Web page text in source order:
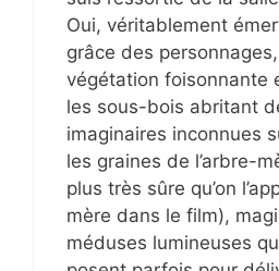
Oui, véritablement
grâce des
végétation foisonnante
les sous-bois abritant
imaginaires inconnues
les graines de l’arbre-
plus très sûre qu’on
mère dans le film),
méduses lumineuses